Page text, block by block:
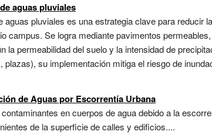
aguas pluviales
aguas pluviales es una estrategia clave para
campus. Se logra mediante pavimentos
la permeabilidad del suelo y la intensidad de
plazas), su implementación mitiga el riesgo de
de Aguas por Escorrentía Urbana
en cuerpos de agua debido a la
de la superficie de calles y edificios....